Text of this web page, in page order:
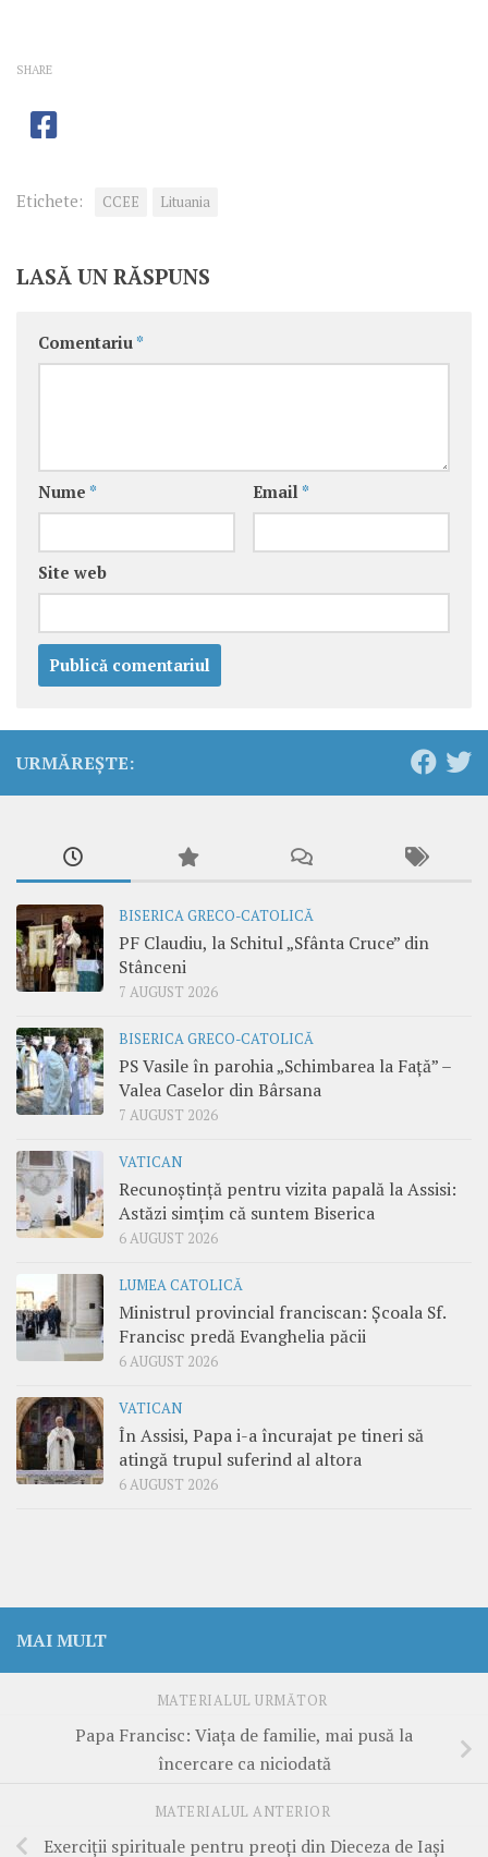
SHARE
Etichete: CCEE Lituania
LASĂ UN RĂSPUNS
Comentariu *
Nume * Email *
Site web
URMĂREȘTE:
BISERICA GRECO-CATOLICĂ
PF Claudiu, la Schitul „Sfânta Cruce” din
Stânceni
7 AUGUST 2026
BISERICA GRECO-CATOLICĂ
PS Vasile în parohia „Schimbarea la Față” –
Valea Caselor din Bârsana
7 AUGUST 2026
VATICAN
Recunoștință pentru vizita papală la Assisi:
Astăzi simțim că suntem Biserica
6 AUGUST 2026
LUMEA CATOLICĂ
Ministrul provincial franciscan: Școala Sf.
Francisc predă Evanghelia păcii
6 AUGUST 2026
VATICAN
În Assisi, Papa i-a încurajat pe tineri să
atingă trupul suferind al altora
6 AUGUST 2026
MAI MULT
MATERIALUL URMĂTOR
Papa Francisc: Viața de familie, mai pusă la
încercare ca niciodată
MATERIALUL ANTERIOR
Exerciții spirituale pentru preoți din Dieceza de Iași